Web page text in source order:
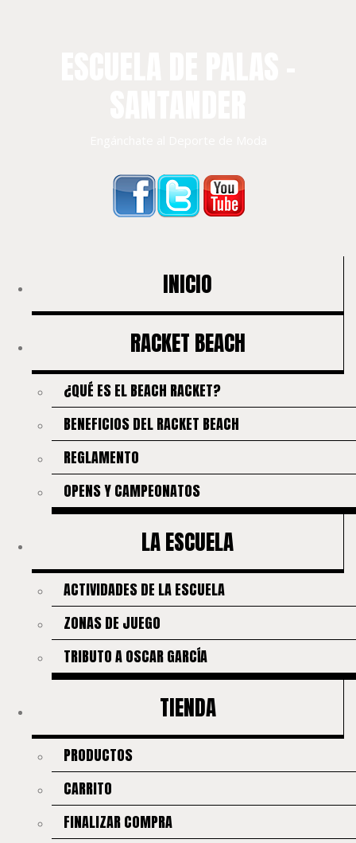
INICIO
RACKET BEACH
¿QUÉ ES EL BEACH RACKET?
BENEFICIOS DEL RACKET BEACH
REGLAMENTO
OPENS Y CAMPEONATOS
LA ESCUELA
ACTIVIDADES DE LA ESCUELA
ZONAS DE JUEGO
TRIBUTO A OSCAR GARCÍA
TIENDA
PRODUCTOS
CARRITO
FINALIZAR COMPRA